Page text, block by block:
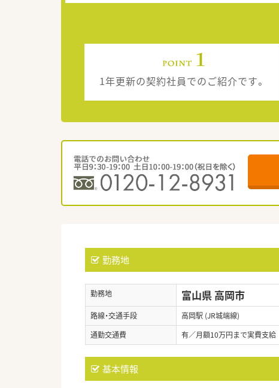
1年更新の契約社員でのご紹介です。
勤務地
勤務地 富山県 高岡市
路線・交通手段
高岡駅 (JR城端線)
通勤交通費
有／月額10万円まで実費支給
基本情報